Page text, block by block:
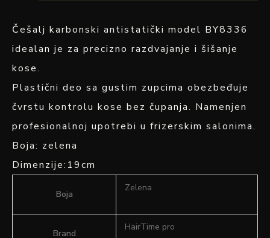
Češalj karbonski antistatički model BY8336
idealan je za precizno razdvajanje i šišanje
kose.
Plastični deo sa gustim zupcima obezbeđuje
čvrstu kontrolu kose bez čupanja. Namenjen
profesionalnoj upotrebi u frizerskim salonima.
Boja: zelena
Dimenzije:19cm
Boja
Zelena
Brand
HairTime pro